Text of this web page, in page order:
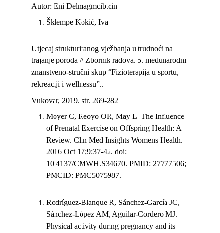
Autor: Eni Delmagmcib.cin
Šklempe Kokić, Iva
Utjecaj strukturiranog vježbanja u trudnoći na
trajanje poroda // Zbornik radova. 5. međunarodni
znanstveno-stručni skup “Fizioterapija u sportu,
rekreaciji i wellnessu”..
Vukovar, 2019. str. 269-282
Moyer C, Reoyo OR, May L. The Influence
of Prenatal Exercise on Offspring Health: A
Review. Clin Med Insights Womens Health.
2016 Oct 17;9:37-42. doi:
10.4137/CMWH.S34670. PMID: 27777506;
PMCID: PMC5075987.
Rodríguez-Blanque R, Sánchez-García JC,
Sánchez-López AM, Aguilar-Cordero MJ.
Physical activity during pregnancy and its